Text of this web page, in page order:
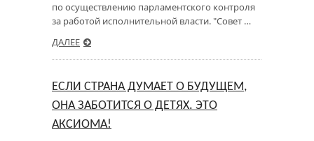
по осуществлению парламентского контроля
за работой исполнительной власти. "Совет …
ДАЛЕЕ
ЕСЛИ СТРАНА ДУМАЕТ О БУДУЩЕМ,
ОНА ЗАБОТИТСЯ О ДЕТЯХ. ЭТО
АКСИОМА!